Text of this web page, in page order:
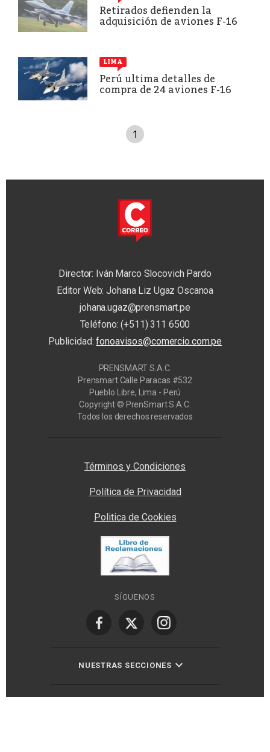
Retirados defienden la
adquisición de aviones F-16
LIMA
Perú ultima detalles de
compra de 24 aviones F-16
1
Director: Iván Marco Slocovich Pardo
Editor Web: Johana Liz Ugaz Oscanoa
johana.ugaz@prensmart.pe
Teléfono: (+511) 311 6500
Publicidad:fonoavisos@comercio.com.pe
PRENSMART S.A.C.
Prensmart Calle Paracas #532
Pueblo Libre, Lima - Perú
Copyright © PrenSmart S.A.C.
Todos los derechos reservados
Términos y Condiciones
Política de Privacidad
Politica de Cookies
SÍGUENOS
NUESTRAS SECCIONES